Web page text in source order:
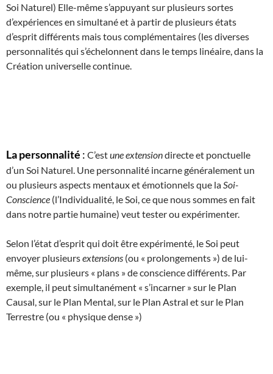
Soi Naturel) Elle-même s’appuyant sur plusieurs sortes
d’expériences en simultané et à partir de plusieurs états
d’esprit différents mais tous complémentaires (les diverses
personnalités qui s’échelonnent dans le temps linéaire, dans la
Création universelle continue.
La personnalité : C’estune extensiondirecte et ponctuelle
d’un Soi Naturel. Une personnalité incarne généralement un
ou plusieurs aspects mentaux et émotionnels que la Soi-
Conscience (l’Individualité, le Soi, ce que nous sommes en fait
dans notre partie humaine) veut tester ou expérimenter.
Selon l’état d’esprit qui doit être expérimenté, le Soi peut
envoyer plusieursextensions (ou « prolongements ») de lui-
même, sur plusieurs « plans » de conscience différents. Par
exemple, il peut simultanément « s’incarner » sur le Plan
Causal, sur le Plan Mental, sur le Plan Astral et sur le Plan
Terrestre (ou « physique dense »)